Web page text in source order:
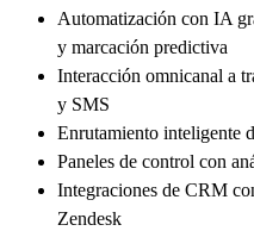
Automatización con IA
y marcación predictiva
Interacción omnicanal a
y SMS
Enrutamiento inteligente
Paneles de control con
Integraciones de CRM
Zendesk